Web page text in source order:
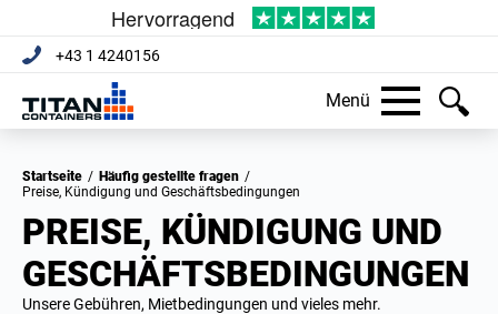
+43 1 4240156
Menü
Startseite / Häufig gestellte fragen /
Preise, Kündigung und Geschäftsbedingungen
PREISE, KÜNDIGUNG UND
GESCHÄFTSBEDINGUNGEN
Unsere Gebühren, Mietbedingungen und vieles mehr.